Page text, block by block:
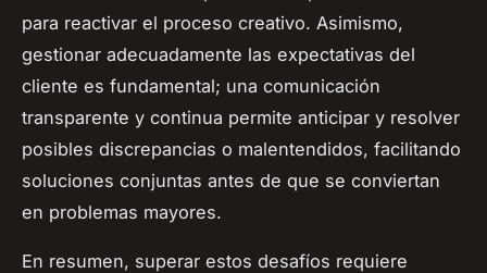
para reactivar el proceso creativo. Asimismo,
gestionar adecuadamente las expectativas del
cliente es fundamental; una comunicación
transparente y continua permite anticipar y resolver
posibles discrepancias o malentendidos, facilitando
soluciones conjuntas antes de que se conviertan
en problemas mayores.
En resumen, superar estos desafíos requiere